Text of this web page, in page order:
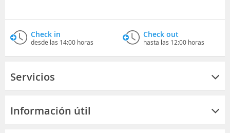
Check in
desde las 14:00 horas
Check out
hasta las 12:00 horas
Servicios
Información útil